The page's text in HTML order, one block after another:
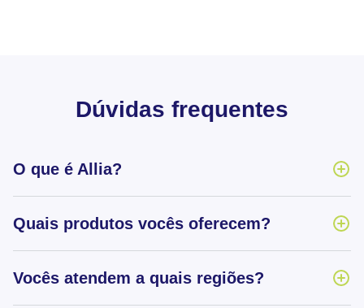
Dúvidas frequentes
O que é Allia?
Quais produtos vocês oferecem?
Vocês atendem a quais regiões?